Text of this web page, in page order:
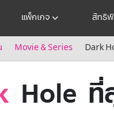
แพ็กเกจ สิทธิพิ
Movie & Series Dark
Hole ที่